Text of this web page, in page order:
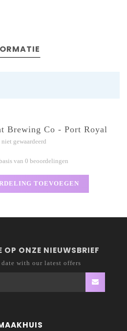
Brewing Co - Port Royal
niet gewaardeerd
van 0 beoordelingen
TOEVOEGEN
OP ONZE NIEUWSBRIEF
with our latest offers